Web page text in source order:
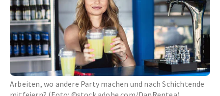
Arbeiten, wo andere Party machen und nach Schichtende